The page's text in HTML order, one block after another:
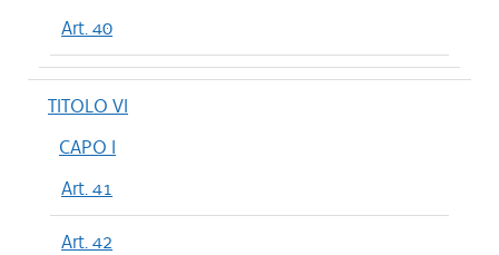
Art. 40
TITOLO VI
CAPO I
Art. 41
Art. 42